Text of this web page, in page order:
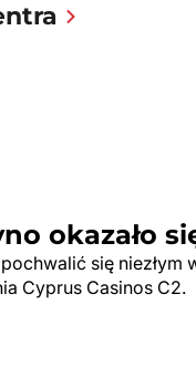
okazało
się niezłym
Cyprus Casinos C2.